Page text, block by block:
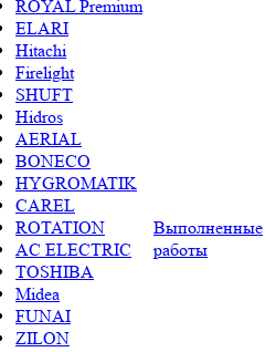
ROYAL Premium
ELARI
Hitachi
Firelight
SHUFT
Hidros
AERIAL
BONECO
HYGROMATIK
CAREL
ROTATION
AC ELECTRIC
TOSHIBA
Midea
FUNAI
ZILON
Выполненные
работы